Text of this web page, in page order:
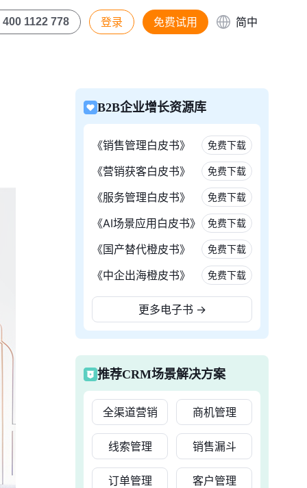
400 1122 778 登录 免费试用 简中
B2B企业增长资源库
《销售管理白皮书》 免费下载
《营销获客白皮书》 免费下载
《服务管理白皮书》 免费下载
《AI场景应用白皮书》 免费下载
《国产替代橙皮书》 免费下载
《中企出海橙皮书》 免费下载
更多电子书 →
推荐CRM场景解决方案
全渠道营销 商机管理
线索管理 销售漏斗
订单管理 客户管理